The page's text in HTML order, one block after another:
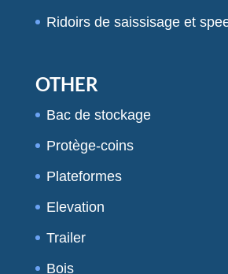
Ridoirs de saissisage et
OTHER
Bac de stockage
Protège-coins
Plateformes
Elevation
Trailer
Bois